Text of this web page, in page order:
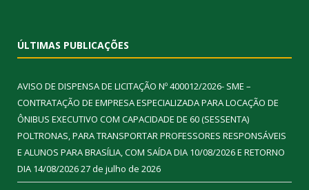
ÚLTIMAS PUBLICAÇÕES
AVISO DE DISPENSA DE LICITAÇÃO Nº 400012/2026- SME –
CONTRATAÇÃO DE EMPRESA ESPECIALIZADA PARA LOCAÇÃO DE
ÔNIBUS EXECUTIVO COM CAPACIDADE DE 60 (SESSENTA)
POLTRONAS, PARA TRANSPORTAR PROFESSORES RESPONSÁVEIS
E ALUNOS PARA BRASÍLIA, COM SAÍDA DIA 10/08/2026 E RETORNO
DIA 14/08/202627 de julho de 2026